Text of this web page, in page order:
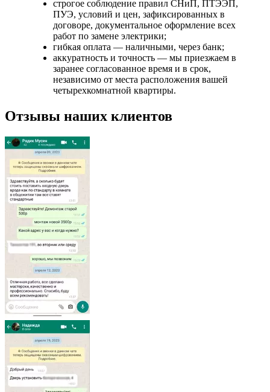
строгое соблюдение правил СНиП, ПТЭЭП,
ПУЭ, условий и цен, зафиксированных в
договоре, документальное оформление всех
работ по замене электрики;
гибкая оплата — наличными, через банк;
аккуратность и точность — мы приезжаем в
заранее согласованное время и в срок,
независимо от места расположения вашей
четырехкомнатной квартиры.
Отзывы наших клиентов